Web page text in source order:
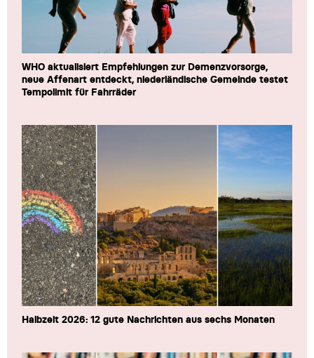
WHO aktualisiert Empfehlungen zur Demenzvorsorge,
neue Affenart entdeckt, niederländische Gemeinde testet
Tempolimit für Fahrräder
Halbzeit 2026: 12 gute Nachrichten aus sechs Monaten